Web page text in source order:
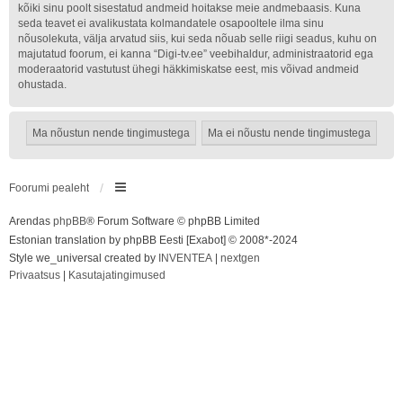
kõiki sinu poolt sisestatud andmeid hoitakse meie andmebaasis. Kuna
seda teavet ei avalikustata kolmandatele osapooltele ilma sinu
nõusolekuta, välja arvatud siis, kui seda nõuab selle riigi seadus, kuhu on
majutatud foorum, ei kanna “Digi-tv.ee” veebihaldur, administraatorid ega
moderaatorid vastutust ühegi häkkimiskatse eest, mis võivad andmeid
ohustada.
Foorumi pealeht
Arendas phpBB® Forum Software © phpBB Limited
Estonian translation by phpBB Eesti [Exabot] © 2008*-2024
Style we_universal created by INVENTEA
nextgen
Privaatsus
Kasutajatingimused